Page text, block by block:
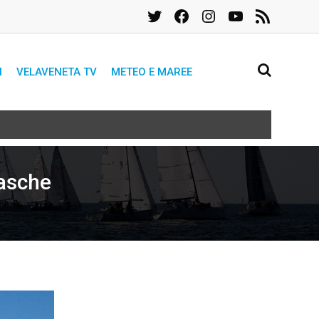
TwitterFacebookInstagramYouTube
Feed
RSS
VELAVENETA TV METEO E MAREE